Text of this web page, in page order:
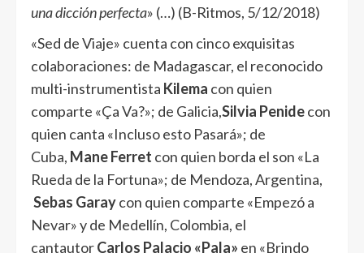
una dicción perfecta» (…) (B-Ritmos, 5/12/2018)
«Sed de Viaje» cuenta con cinco exquisitas
colaboraciones: de Madagascar, el reconocido
multi-instrumentista Kilema con quien
comparte «Ça Va?»; de Galicia,Silvia Penidecon
quien canta «Incluso esto Pasará»; de
Cuba, Mane Ferret con quien borda el son «La
Rueda de la Fortuna»; de Mendoza, Argentina,
Sebas Garaycon quien comparte «Empezó a
Nevar» y de Medellín, Colombia, el
cantautorCarlos Palacio «Pala» en «Brindo